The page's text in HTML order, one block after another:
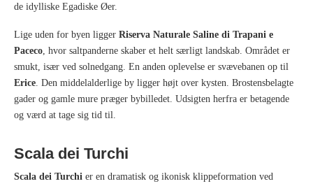
de idylliske Egadiske Øer.
Lige uden for byen ligger Riserva Naturale Saline di Trapani e
Paceco , hvor saltpanderne skaber et helt særligt landskab. Området er
smukt, især ved solnedgang. En anden oplevelse er svævebanen op til
Erice . Den middelalderlige by ligger højt over kysten. Brostensbelagte
gader og gamle mure præger bybilledet. Udsigten herfra er betagende
og værd at tage sig tid til.
Scala dei Turchi
Scala dei Turchi er en dramatisk og ikonisk klippeformation ved